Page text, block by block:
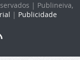
| Publineiva,
| Publicidade